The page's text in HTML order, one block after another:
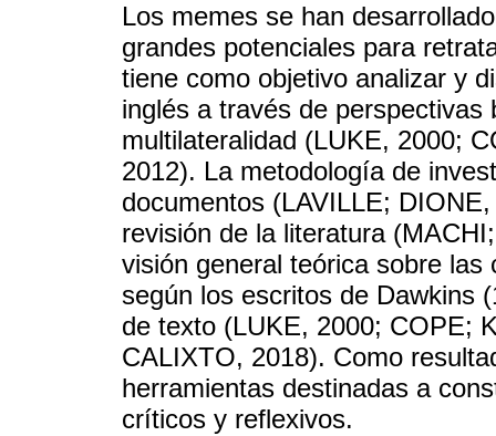
Los memes se han
grandes potenciales para
tiene como objetivo analizar y
inglés a través de
multilateralidad (LUKE, 2000;
2012). La metodología de
documentos (LAVILLE;
revisión de la literatura
visión general teórica sobre
según los escritos de Dawkins
de texto (LUKE, 2000; COPE;
CALIXTO, 2018). Como
herramientas destinadas a
críticos y reflexivos.